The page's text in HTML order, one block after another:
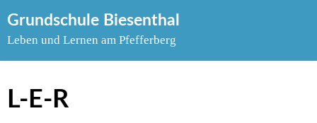
to
Grundschule Biesenthal
Leben und Lernen am Pfefferberg
L-E-R